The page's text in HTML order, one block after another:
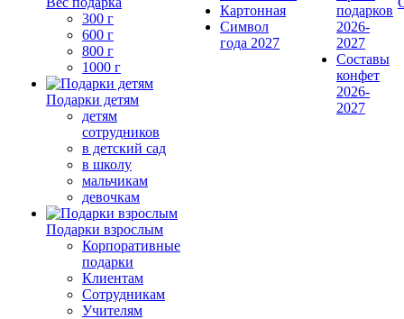
300 г
600 г
800 г
1000 г
Подарки детям
детям
сотрудников
в детский сад
в школу
мальчикам
девочкам
Подарки взрослым
Корпоративные
подарки
Клиентам
Сотрудникам
Учителям
Картонная
Символ
года 2027
подарков
2026-
2027
Составы
конфет
2026-
2027